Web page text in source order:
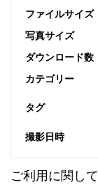
ファイルサイズ
写真サイズ
ダウンロード数
カテゴリー
タグ
撮影日時
ご利用に関して